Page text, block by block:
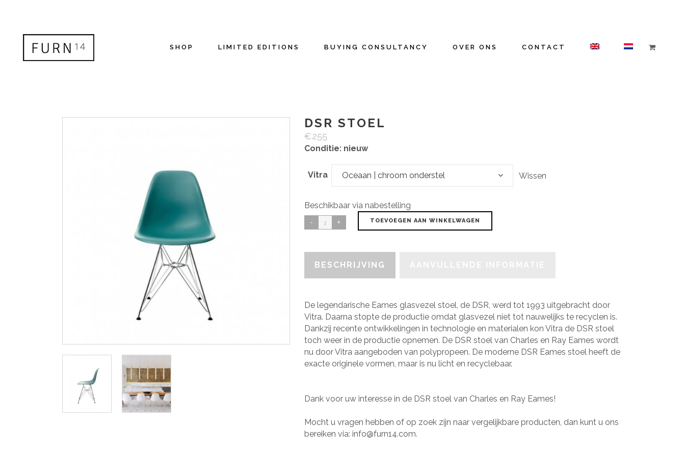
SHOP LIMITED EDITIONS BUYING CONSULTANCY OVER ONS CONTACT
DSR STOEL
€255
Conditie: nieuw
Vitra Oceaan | chroom onderstel Wissen
Beschikbaar via nabestelling
DSR
quantity
TOEVOEGEN AAN WINKELWAGEN
BESCHRIJVING
De legendarische Eames glasvezel stoel, de DSR, werd tot 1993 uitgebracht door
Vitra. Daarna stopte de productie omdat glasvezel niet tot nauwelijks te recyclen is.
Dankzij recente ontwikkelingen in technologie en materialen kon Vitra de DSR stoel
toch weer in de productie opnemen. De DSR stoel van Charles en Ray Eames wordt
nu door Vitra aangeboden van polypropeen. De moderne DSR Eames stoel heeft de
exacte originele vormen, maar is nu licht en recyclebaar.
Dank voor uw interesse in de DSR stoel van Charles en Ray Eames!
Mocht u vragen hebben of op zoek zijn naar vergelijkbare producten, dan kunt u ons
bereiken via: info@furn14.com.